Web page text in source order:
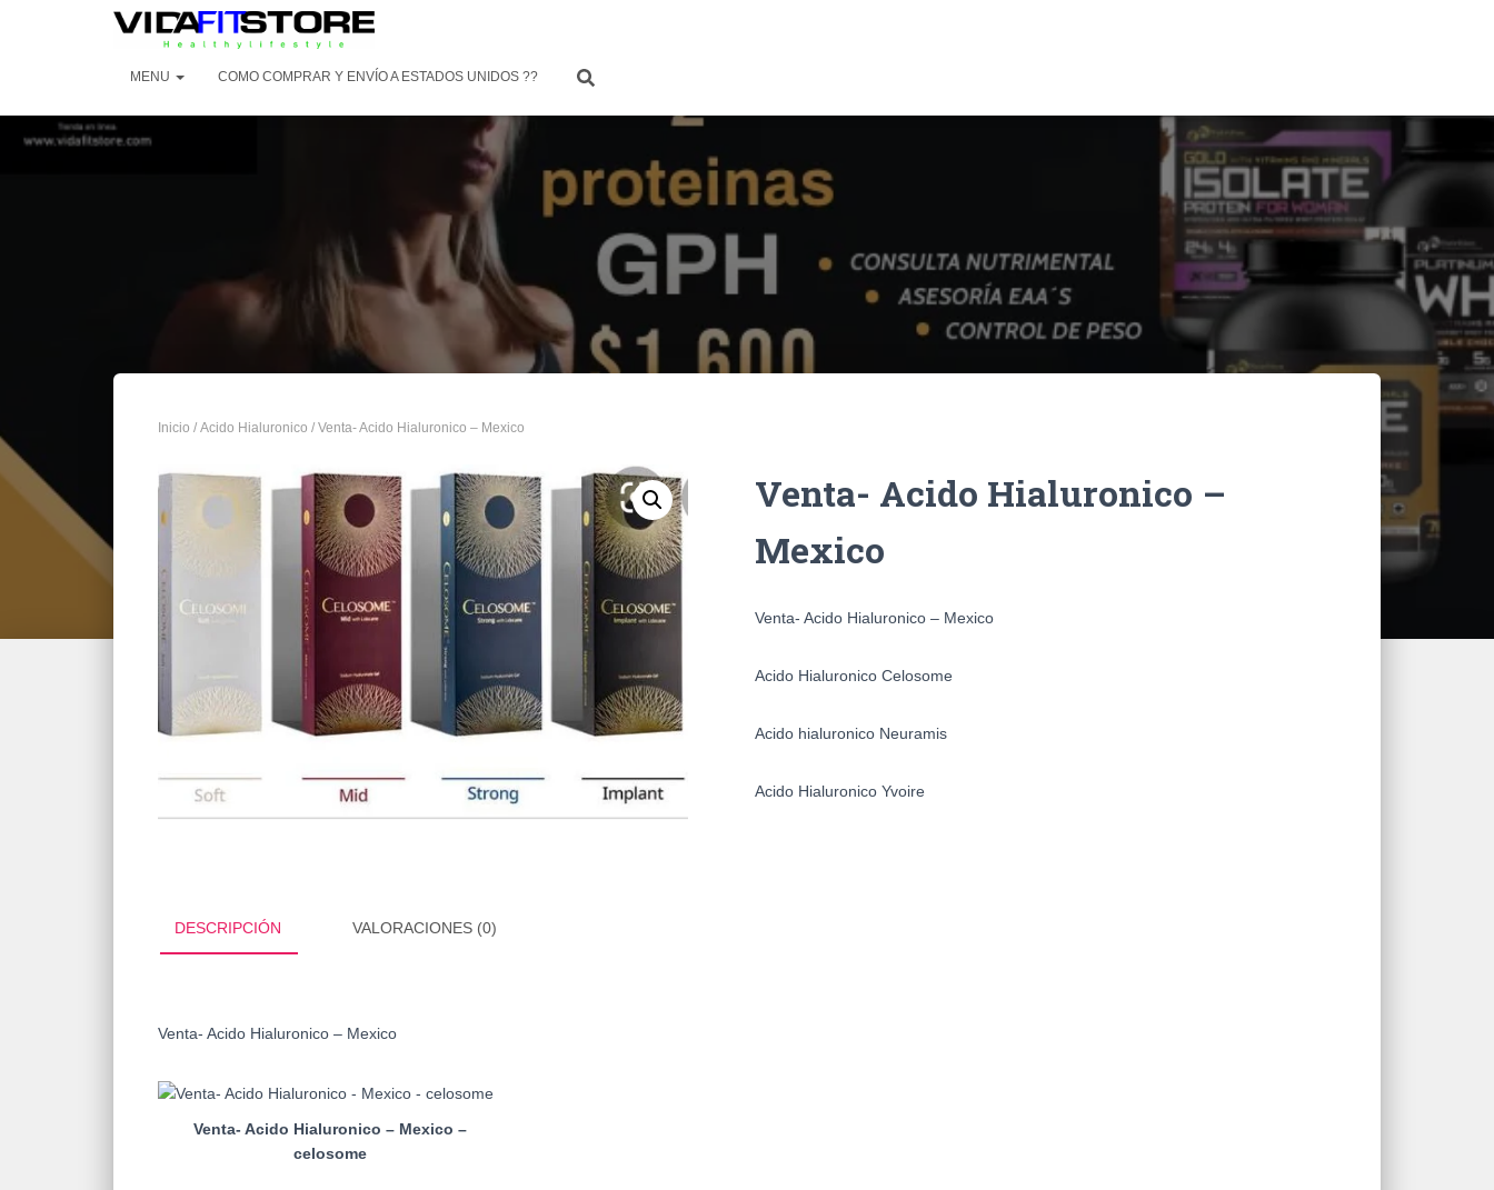
MENU COMO COMPRAR Y ENVÍO A ESTADOS UNIDOS ??
Inicio / Acido Hialuronico / Venta- Acido Hialuronico – Mexico
Venta- Acido Hialuronico –
Mexico
Venta- Acido Hialuronico – Mexico
Acido Hialuronico Celosome
Acido hialuronico Neuramis
Acido Hialuronico Yvoire
DESCRIPCIÓN VALORACIONES (0)
Venta- Acido Hialuronico – Mexico
Venta- Acido Hialuronico – Mexico –
celosome